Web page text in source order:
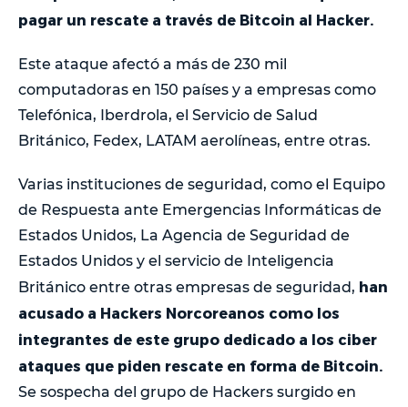
pagar un rescate a través de Bitcoin al Hacker.
Este ataque afectó a más de 230 mil
computadoras en 150 países y a empresas como
Telefónica, Iberdrola, el Servicio de Salud
Británico, Fedex, LATAM aerolíneas, entre otras.
Varias instituciones de seguridad, como el Equipo
de Respuesta ante Emergencias Informáticas de
Estados Unidos, La Agencia de Seguridad de
Estados Unidos y el servicio de Inteligencia
Británico entre otras empresas de seguridad, han
acusado a Hackers Norcoreanos como los
integrantes de este grupo dedicado a los ciber
ataques que piden rescate en forma de Bitcoin.
Se sospecha del grupo de Hackers surgido en